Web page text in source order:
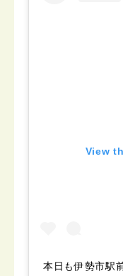
View
本日も伊勢市駅